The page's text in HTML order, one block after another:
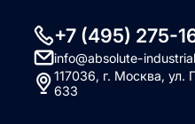
+7 (495) 275-
info@absolute-
117036, г. Москва,
633